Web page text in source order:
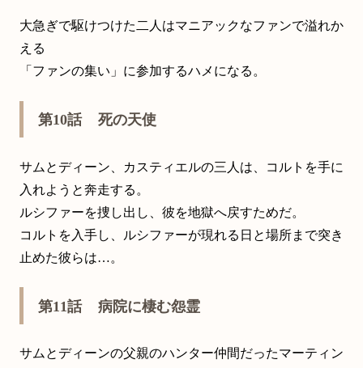
大急ぎで駆けつけた二人はマニアックなファンで溢れか
える
「ファンの集い」に参加するハメになる。
第10話 死の天使
サムとディーン、カスティエルの三人は、コルトを手に
入れようと奔走する。
ルシファーを捜し出し、彼を地獄へ戻すためだ。
コルトを入手し、ルシファーが現れる日と場所まで突き
止めた彼らは…。
第11話 病院に棲む怨霊
サムとディーンの父親のハンター仲間だったマーティン